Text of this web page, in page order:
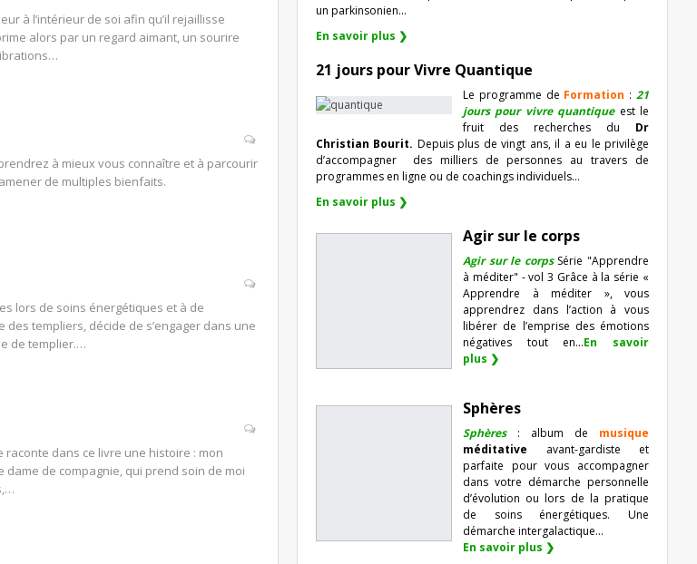
à l’intérieur de soi afin qu’il rejaillisse
alors par un regard aimant, un sourire
à mieux vous connaître et à parcourir
de multiples bienfaits.
lors de soins énergétiques et à de
templiers, décide de s’engager dans une
de templier.…
raconte dans ce livre une histoire : mon
de compagnie, qui prend soin de moi
un parkinsonien…
En savoir plus ❯
21 jours pour Vivre Quantique
Le programme de Formation :21
jours pour vivre quantiqueest le
fruit des recherches du Dr
Christian Bourit. Depuis plus de vingt ans, il a eu le privilège
d’accompagner
des milliers de personnes au travers de
programmes en ligne ou de coachings individuels…
En savoir plus ❯
Agir sur le corps
Agir sur le corpsSérie "Apprendre
à méditer" - vol 3 Grâce à la série «
Apprendre à méditer », vous
apprendrez dans l’action à vous
libérer de l’emprise des émotions
négatives tout en...En savoir
plus ❯
Sphères
Sphères: album de musique
méditative avant-gardiste et
parfaite pour vous accompagner
dans votre démarche personnelle
d’évolution ou lors de la pratique
de soins énergétiques. Une
démarche intergalactique...
En savoir plus ❯